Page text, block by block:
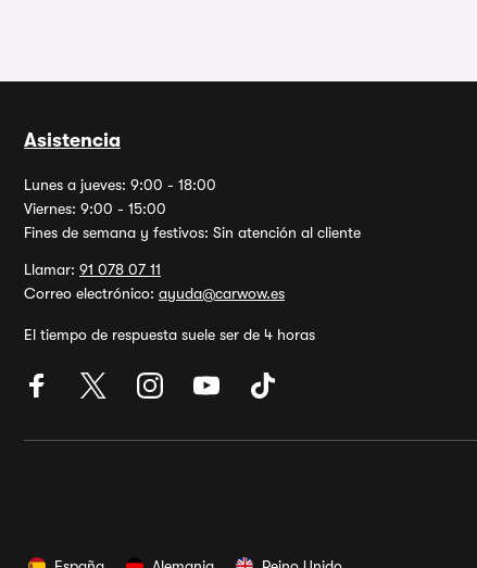
Asistencia
Lunes a jueves: 9:00 - 18:00
Viernes: 9:00 - 15:00
Fines de semana y festivos: Sin atención al cliente
Llamar: 91 078 07 11
Correo electrónico: ayuda@carwow.es
El tiempo de respuesta suele ser de 4 horas